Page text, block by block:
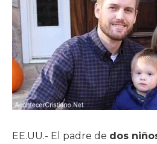
EE.UU.- El padre de dos